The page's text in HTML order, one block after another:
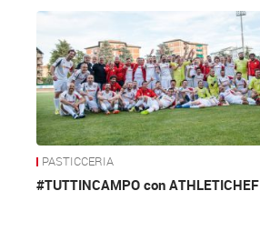
News
PASTICCERIA
#TUTTINCAMPO con ATHLETICHEF